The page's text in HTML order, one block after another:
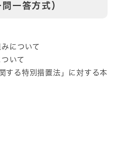
一答方式）
について
いて
する特別措置法」に対する本